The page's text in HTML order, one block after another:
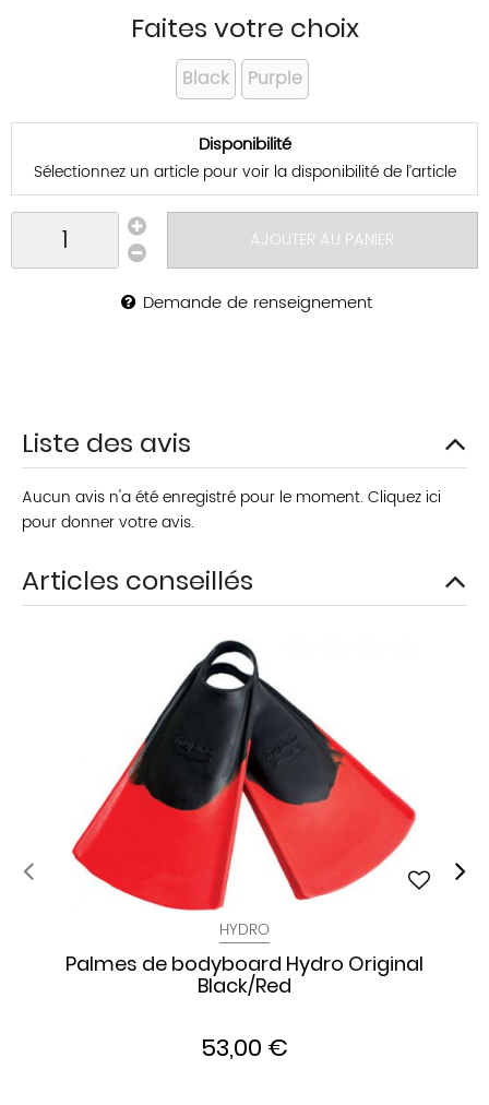
Faites votre choix
Black Purple
Disponibilité
Sélectionnez un article pour voir la disponibilité de l’article
AJOUTER AU PANIER
Demande de renseignement
Liste des avis
Aucun avis n'a été enregistré pour le moment. Cliquez ici
pour donner votre avis.
Articles conseillés
HYDRO
Palmes de bodyboard Hydro Original
Black/Red
53,00 €